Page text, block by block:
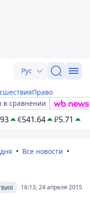
Рус
Право
в сравнении
€541.64 ₽5.71
Все новости
16:13, 24 апреля 2015